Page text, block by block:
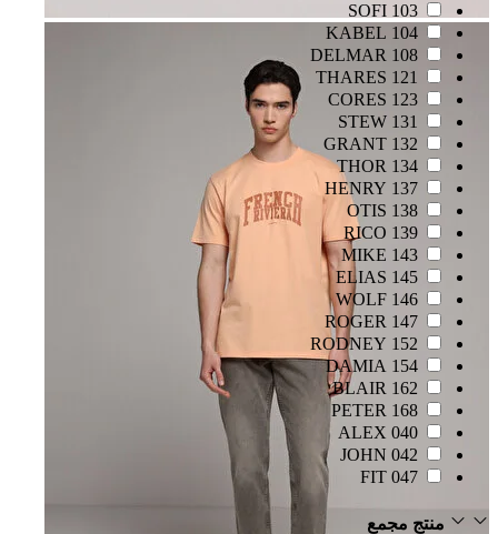
103 SOFI
104 KABEL
108 DELMAR
121 THARES
123 CORES
131 STEW
132 GRANT
134 THOR
137 HENRY
138 OTIS
139 RICO
143 MIKE
145 ELIAS
146 WOLF
147 ROGER
152 RODNEY
154 DAMIA
162 BLAIR
168 PETER
040 ALEX
042 JOHN
047 FIT
منتج مجمع